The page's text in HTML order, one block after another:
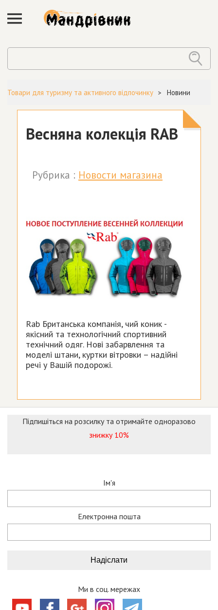
Товари для туризму та активного відпочинку Новини
Весняна колекція RAB
Рубрика : Новости магазина
Rab Британська компанія, чий коник -
якісний та технологічний спортивний
технічний одяг. Нові забарвлення та
моделі штани, куртки вітровки – надійні
речі у Вашій подорожі.
Підпишіться на розсилку та отримайте одноразово
знижку 10%
Ім'я
Електронна пошта
Ми в соц. мережах